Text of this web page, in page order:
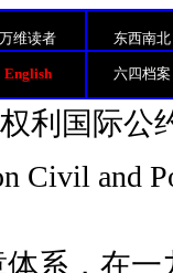
万维读者 东西南北
English 六四档案
利国际公
Civil and
系，在一